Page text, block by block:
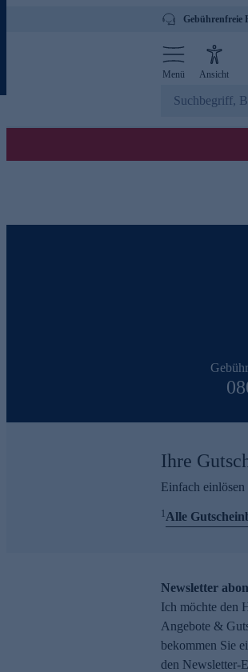
Gebührenfreie
Menü Ansicht
Ihre
Einfach
1Alle
Newsletter
Ich möchte den
Angebote &
bekommen Sie
den Newsletter-